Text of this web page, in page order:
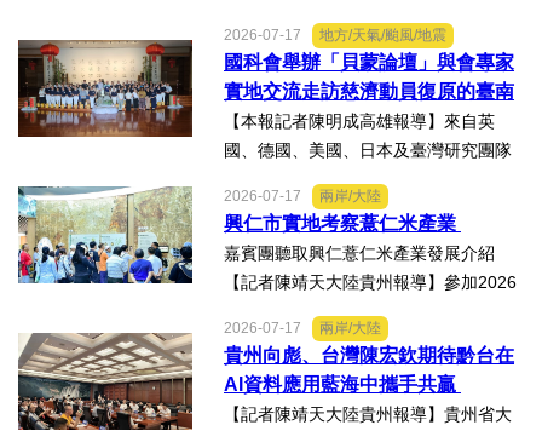
台塑石化等四大公司邀請由當家小生孫
翠鳳領軍的明華園戲劇總團，周末晚在
高雄市林園區廣應廟公益演...
2026-07-17 地方/天氣/颱風/地震
國科會舉辦「貝蒙論壇」與會專家
實地交流走訪慈濟動員復原的臺南
楠西地震及丹娜絲風災區
【本報記者陳明成高雄報導】來自英
國、德國、美國、日本及臺灣研究團隊
科會舉辦的「貝蒙論壇」，實地交流活
動走訪臺南楠西地震及丹娜絲風災區，
慈濟動員資金與萬人次的復原...
2026-07-17 兩岸/大陸
興仁市實地考察薏仁米產業
嘉賓團聽取興仁薏仁米產業發展介紹
【記者陳靖天大陸貴州報導】參加2026
色產業助力鄉村振興對接會的臺灣嘉賓
組團，7月15日，到興仁市實地考察，深
入調研興仁薏仁米...
2026-07-17 兩岸/大陸
貴州向彪、台灣陳宏欽期待黔台在
AI資料應用藍海中攜手共贏
【記者陳靖天大陸貴州報導】貴州省大